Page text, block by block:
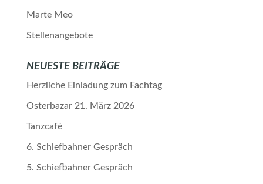
Marte Meo
Stellenangebote
NEUESTE BEITRÄGE
Herzliche Einladung zum Fachtag
Osterbazar 21. März 2026
Tanzcafé
6. Schiefbahner Gespräch
5. Schiefbahner Gespräch